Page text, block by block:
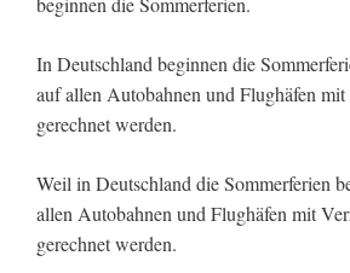
In Deutschland beginnen die
auf allen Autobahnen und Flughäfen
gerechnet werden.
Weil in Deutschland die Sommerferien
allen Autobahnen und Flughäfen mit
gerechnet werden.